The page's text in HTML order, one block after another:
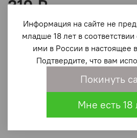
(0) В
310 ₽
В корзину
Информация на сайте не
младше 18 лет в
ими в России в настоящее
Подтвердите, что вам
Покинуть
Мне есть 18